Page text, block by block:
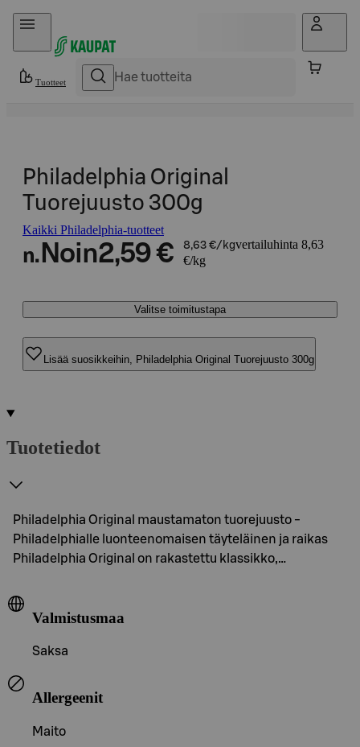
Hyppää sisältöön
Tuotteet
Philadelphia Original
Tuorejuusto 300g
Kaikki Philadelphia-tuotteet
n. Noin2,59 € 8,63 €/kgvertailuhinta 8,63
€/kg
Valitse toimitustapa
Lisää suosikkeihin, Philadelphia Original Tuorejuusto 300g
Tuotetiedot
Philadelphia Original maustamaton tuorejuusto -
Philadelphialle luonteenomaisen täyteläinen ja raikas
Philadelphia Original on rakastettu klassikko,…
Valmistusmaa
Saksa
Allergeenit
Maito